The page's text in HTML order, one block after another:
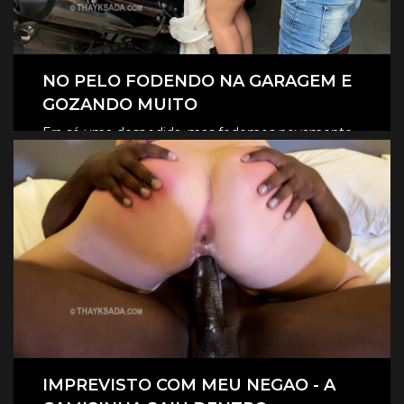
NO PELO FODENDO NA GARAGEM E
GOZANDO MUITO
Era só uma despedida, mas fodemos novamente
na garagem, e claro que foi no pelo, eles
revesaram gozar dentro de mim.
CLIQUE AQUI E ASSISTA
IMPREVISTO COM MEU NEGAO - A